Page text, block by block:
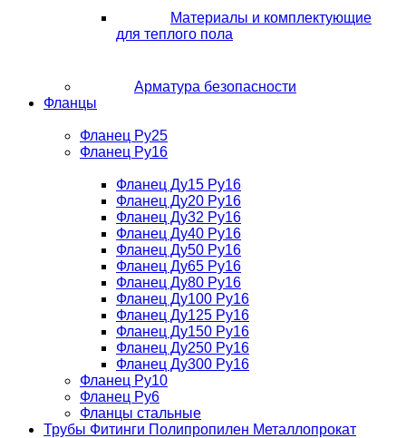
Материалы и комплектующие
для теплого пола
Арматура безопасности
Фланцы
Фланец Ру25
Фланец Ру16
Фланец Ду15 Ру16
Фланец Ду20 Ру16
Фланец Ду32 Ру16
Фланец Ду40 Ру16
Фланец Ду50 Ру16
Фланец Ду65 Ру16
Фланец Ду80 Ру16
Фланец Ду100 Ру16
Фланец Ду125 Ру16
Фланец Ду150 Ру16
Фланец Ду250 Ру16
Фланец Ду300 Ру16
Фланец Ру10
Фланец Ру6
Фланцы стальные
Трубы Фитинги Полипропилен Металлопрокат